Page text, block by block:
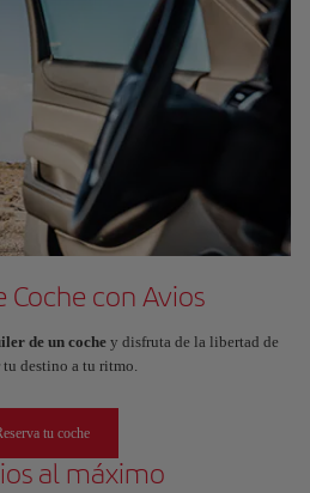
Coche con Avios
de un cochey disfruta de la libertad de
destino a tu ritmo.
tu coche
al máximo